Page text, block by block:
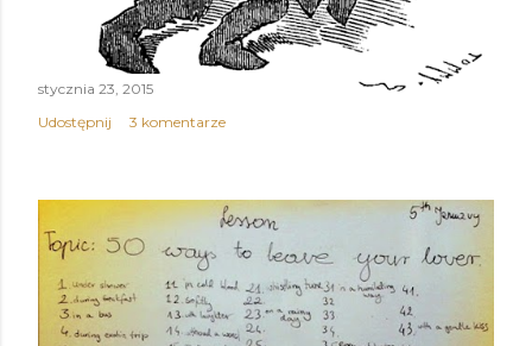
stycznia 23, 2015
Udostępnij
3 komentarze